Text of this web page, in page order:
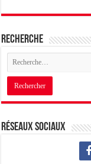
Recherche
Réseaux sociaux